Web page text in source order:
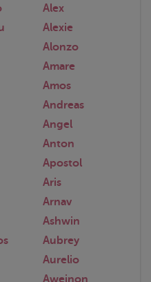
Alex
Alexie
Alonzo
Amare
Amos
Andreas
Angel
Anton
Apostol
Aris
Arnav
Ashwin
Aubrey
Aurelio
Aweinon